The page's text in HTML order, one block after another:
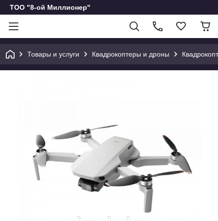
ТОО "8-ой Миллионер"
Товары и услуги Квадрокоптеры и дроны